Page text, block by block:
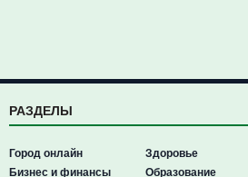
РАЗДЕЛЫ
Город онлайн
Бизнес и финансы
Здоровье
Образование